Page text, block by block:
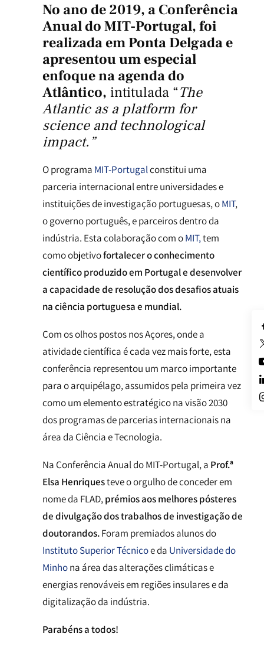
No ano de 2019, a Conferência
Anual doMIT-Portugal, foi
realizada em Ponta Delgada e
apresentou um especial
enfoque na agenda do
Atlântico, intitulada “The
Atlantic as a platform for
science and technological
impact.”
O programa MIT-Portugalconstitui uma
parceria internacional entre universidades e
instituições de investigação portuguesas, oMIT,
o governo português, e parceiros dentro da
indústria. Esta colaboração com oMIT,tem
como objetivofortalecer o conhecimento
científico produzido em Portugal e desenvolver
a capacidade de resolução dos desafios atuais
na ciência portuguesa e mundial.
Com os olhos postos nos Açores, onde a
atividade científica é cada vez mais forte, esta
conferência representou um marco importante
para o arquipélago, assumidos pela primeira vez
como um elemento estratégico na visão 2030
dos programas de parcerias internacionais na
área da Ciência e Tecnologia.
Na Conferência Anual do MIT-Portugal, a Prof.ª
Elsa Henriquesteve o orgulho de conceder em
nome da FLAD,prémios aos melhores pósteres
de divulgação dostrabalhos de investigação de
doutorandos.Foram premiados alunos do
Instituto Superior Técnicoe da Universidade do
Minhona área das alterações climáticas e
energias renováveis em regiões insulares e da
digitalização da indústria.
Parabéns a todos!